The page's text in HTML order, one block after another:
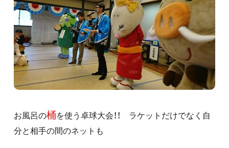
お風呂の桶を使う卓球大会！！ ラケットだけでなく自
分と相手の間のネットも